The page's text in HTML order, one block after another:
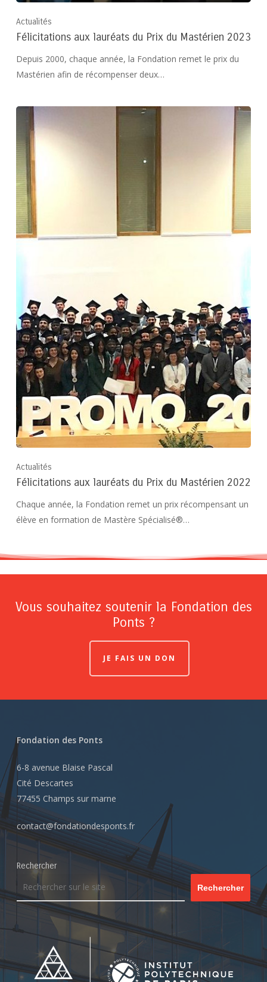
Actualités
Félicitations aux lauréats du Prix du Mastérien 2023
Depuis 2000, chaque année, la Fondation remet le prix du
Mastérien afin de récompenser deux…
Actualités
Félicitations aux lauréats du Prix du Mastérien 2022
Chaque année, la Fondation remet un prix récompensant un
élève en formation de Mastère Spécialisé®…
Vous souhaitez soutenir la Fondation des
Ponts ?
JE FAIS UN DON
Fondation des Ponts
6-8 avenue Blaise Pascal
Cité Descartes
77455 Champs sur marne
contact@fondationdesponts.fr
Rechercher
Rechercher